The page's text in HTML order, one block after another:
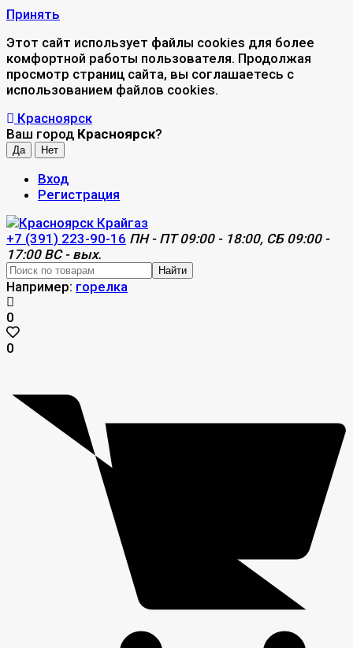
Принять
Этот сайт использует файлы cookies для более
комфортной работы пользователя. Продолжая
просмотр страниц сайта, вы соглашаетесь с
использованием файлов cookies.
Красноярск
Ваш город Красноярск?
Вход
Регистрация
+7 (391) 223-90-16 ПН - ПТ 09:00 - 18:00, СБ 09:00 -
17:00 ВС - вых.
Найти
Например: горелка
0
0